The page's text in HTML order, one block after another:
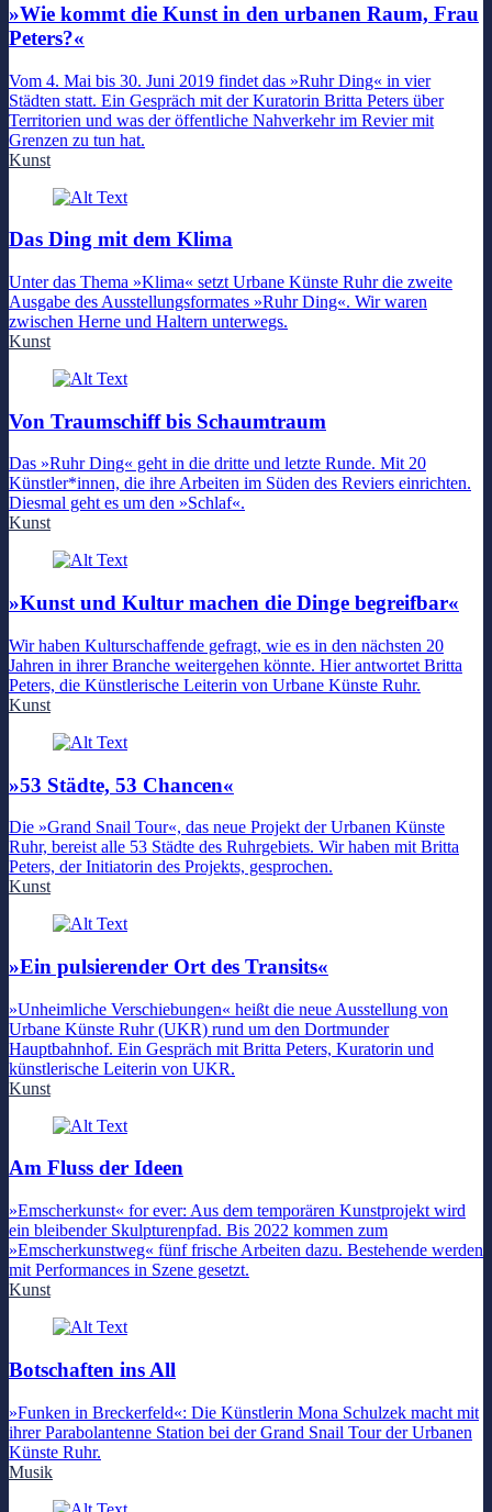
»Wie kommt die Kunst in den urbanen Raum, Frau
Peters?«
Vom 4. Mai bis 30. Juni 2019 findet das »Ruhr Ding« in vier
Städten statt. Ein Gespräch mit der Kuratorin Britta Peters über
Territorien und was der öffentliche Nahverkehr im Revier mit
Grenzen zu tun hat.
Kunst
Das Ding mit dem Klima
Unter das Thema »Klima« setzt Urbane Künste Ruhr die zweite
Ausgabe des Ausstellungsformates »Ruhr Ding«. Wir waren
zwischen Herne und Haltern unterwegs.
Kunst
Von Traumschiff bis Schaumtraum
Das »Ruhr Ding« geht in die dritte und letzte Runde. Mit 20
Künstler*innen, die ihre Arbeiten im Süden des Reviers einrichten.
Diesmal geht es um den »Schlaf«.
Kunst
»Kunst und Kultur machen die Dinge begreifbar«
Wir haben Kulturschaffende gefragt, wie es in den nächsten 20
Jahren in ihrer Branche weitergehen könnte. Hier antwortet Britta
Peters, die Künstlerische Leiterin von Urbane Künste Ruhr.
Kunst
»53 Städte, 53 Chancen«
Die »Grand Snail Tour«, das neue Projekt der Urbanen Künste
Ruhr, bereist alle 53 Städte des Ruhrgebiets. Wir haben mit Britta
Peters, der Initiatorin des Projekts, gesprochen.
Kunst
»Ein pulsierender Ort des Transits«
»Unheimliche Verschiebungen« heißt die neue Ausstellung von
Urbane Künste Ruhr (UKR) rund um den Dortmunder
Hauptbahnhof. Ein Gespräch mit Britta Peters, Kuratorin und
künstlerische Leiterin von UKR.
Kunst
Am Fluss der Ideen
»Emscherkunst« for ever: Aus dem temporären Kunstprojekt wird
ein bleibender Skulpturenpfad. Bis 2022 kommen zum
»Emscherkunstweg« fünf frische Arbeiten dazu. Bestehende werden
mit Performances in Szene gesetzt.
Kunst
Botschaften ins All
»Funken in Breckerfeld«: Die Künstlerin Mona Schulzek macht mit
ihrer Parabolantenne Station bei der Grand Snail Tour der Urbanen
Künste Ruhr.
Musik